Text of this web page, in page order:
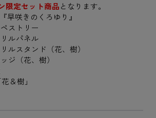
限定セット商品となります。
早咲きのくろゆり』
ストリー
ルパネル
ルスタンド（花、樹）
ジ（花、樹）
＆樹」